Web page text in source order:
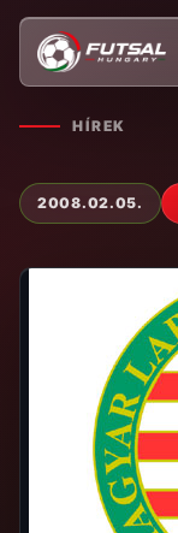
HÍREK
2008.02.05.